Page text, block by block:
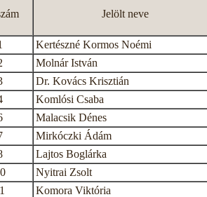
Jelölt neve
Kertészné Kormos Noémi
Molnár István
Dr. Kovács Krisztián
Komlósi Csaba
Malacsik Dénes
Mirkóczki Ádám
Lajtos Boglárka
Nyitrai Zsolt
Komora Viktória